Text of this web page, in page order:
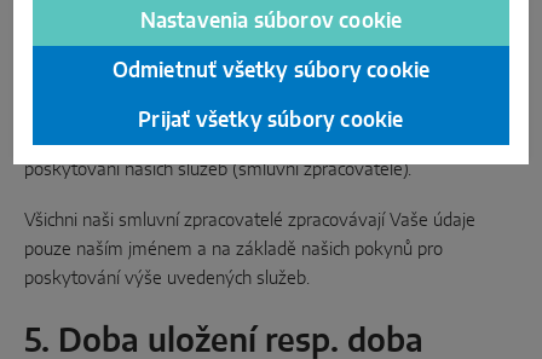
nemáme k nim přístup. Tyto údaje proto nemůžeme
poskytovat třetím stranám.
Oznámení o pádech ponecháváme v nezbytném rozsahu na
poskytovatelích IT služeb, kteří nás podporují také při
poskytování našich služeb (smluvní zpracovatelé).
Všichni naši smluvní zpracovatelé zpracovávají Vaše údaje
pouze naším jménem a na základě našich pokynů pro
poskytování výše uvedených služeb.
5. Doba uložení resp. doba
Nastavenia súborov cookie
Odmietnuť všetky súbory cookie
Prijať všetky súbory cookie